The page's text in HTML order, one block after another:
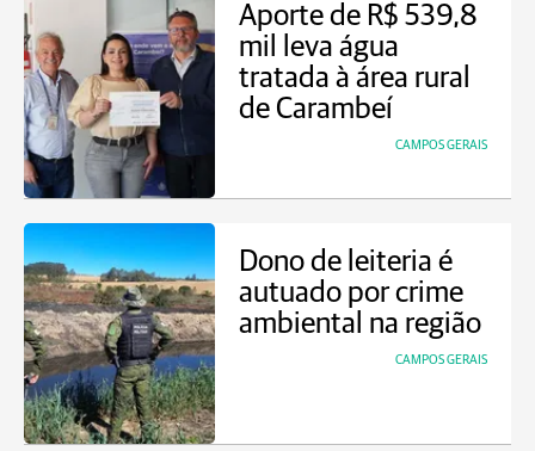
Aporte de R$ 539,8
mil leva água
tratada à área rural
de Carambeí
CAMPOS GERAIS
Dono de leiteria é
autuado por crime
ambiental na região
CAMPOS GERAIS